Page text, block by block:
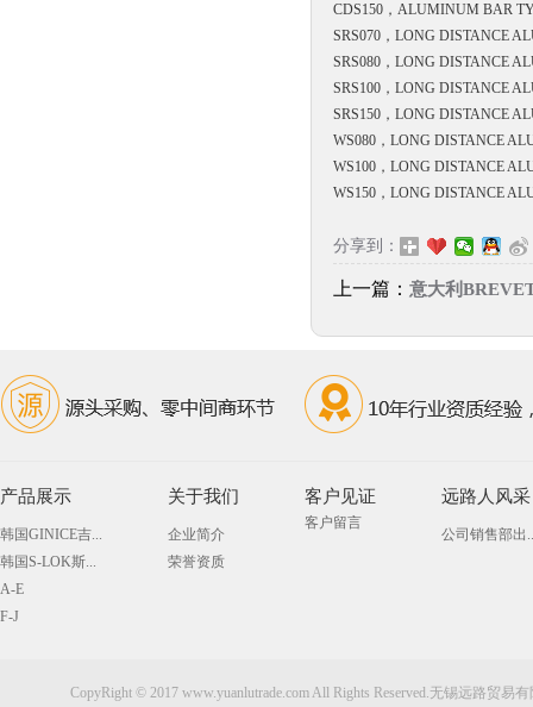
CDS150， ALUMINUM BAR
SRS070， LONG DISTANCE
SRS080， LONG DISTANCE
SRS100， LONG DISTANCE
SRS150， LONG DISTANCE
WS080， LONG DISTANCE
WS100， LONG DISTANCE
WS150， LONG DISTANCE
分享到：
上一篇： 意大利
产品展示
韩国GINICE吉...
韩国S-LOK斯...
A-E
F-J
关于我们
企业简介
荣誉资质
客户见证
客户留言
远路人风采
公司销售部出
CopyRight © 2017 www.yuanlutrade.com All Rights Reserved.无锡远路贸易